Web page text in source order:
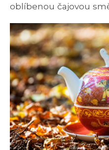
oblíbenou čajovou